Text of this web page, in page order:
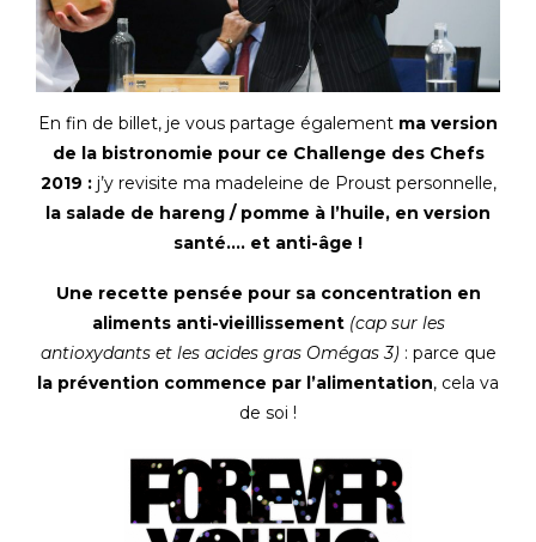
En fin de billet, je vous partage également ma version
de la bistronomie pour ce Challenge des Chefs
2019 :j’y revisite ma madeleine de Proust personnelle,
la salade de hareng / pomme à l’huile, en version
santé…. et anti-âge !
Une recette pensée pour sa concentration en
aliments anti-vieillissement (cap sur les
antioxydants et les acides gras Omégas 3): parce que
la prévention commence par l’alimentation, cela va
de soi !